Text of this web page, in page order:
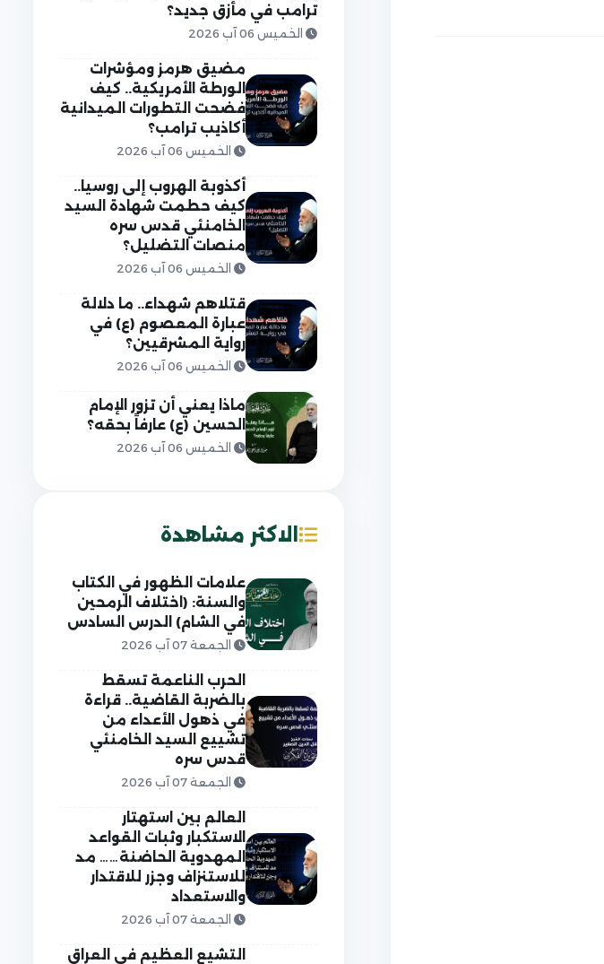
ترامب في مأزق جديد؟
الخميس 06 آب 2026
مضيق هرمز ومؤشرات
الورطة الأمريكية.. كيف
فضحت التطورات الميدانية
أكاذيب ترامب؟
الخميس 06 آب 2026
أكذوبة الهروب إلى روسيا..
كيف حطمت شهادة السيد
الخامنئي قدس سره
منصات التضليل؟
الخميس 06 آب 2026
قتلاهم شهداء.. ما دلالة
عبارة المعصوم (ع) في
رواية المشرقيين؟
الخميس 06 آب 2026
ماذا يعني أن تزور الإمام
الحسين (ع) عارفاً بحقه؟
الخميس 06 آب 2026
الاكثر مشاهدة
علامات الظهور في الكتاب
والسنة: (اختلاف الرمحين
في الشام) الدرس السادس
الجمعة 07 آب 2026
الحرب الناعمة تسقط
بالضربة القاضية.. قراءة
في ذهول الأعداء من
تشييع السيد الخامنئي
قدس سره
الجمعة 07 آب 2026
العالم بين استهتار
الاستكبار وثبات القواعد
المهدوية الحاضنة…… مد
للاستنزاف وجزر للاقتدار
والاستعداد
الجمعة 07 آب 2026
التشيع العظيم في العراق